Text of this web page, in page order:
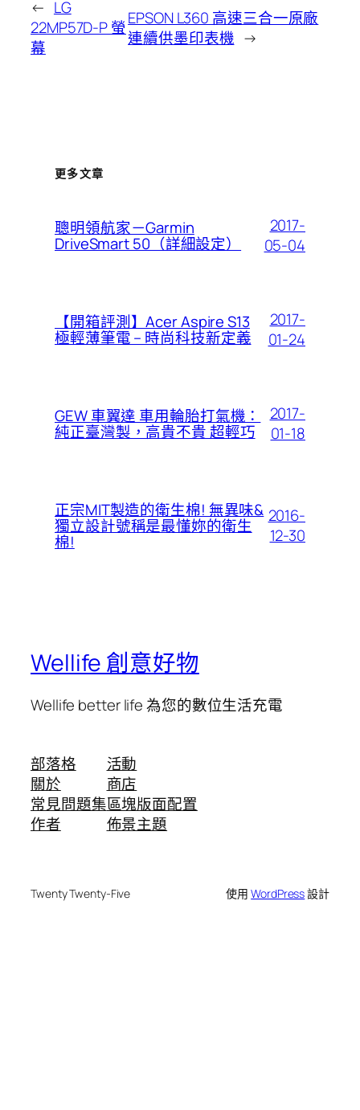
← LG
22MP57D-P 螢
幕
EPSON L360 高速三合一原廠
連續供墨印表機 →
更多文章
聰明領航家－Garmin
DriveSmart 50（詳細設定）
2017-
05-04
【開箱評測】Acer Aspire S13
極輕薄筆電 – 時尚科技新定義
2017-
01-24
GEW 車翼達 車用輪胎打氣機：
純正臺灣製，高貴不貴 超輕巧
2017-
01-18
正宗MIT製造的衛生棉! 無異味&
獨立設計號稱是最懂妳的衛生
棉!
2016-
12-30
Wellife 創意好物
Wellife better life 為您的數位生活充電
部落格
關於
常見問題集
作者
活動
商店
區塊版面配置
佈景主題
Twenty Twenty-Five 使用WordPress設計